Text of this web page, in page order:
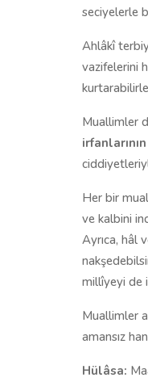
seciyelerle
Ahlâkî
vazifelerini
Muallimler
Her bir
ve kalbini
Ayrıca, hâl
millîyeyi de
Muallimler
amansız
Hülâsa: